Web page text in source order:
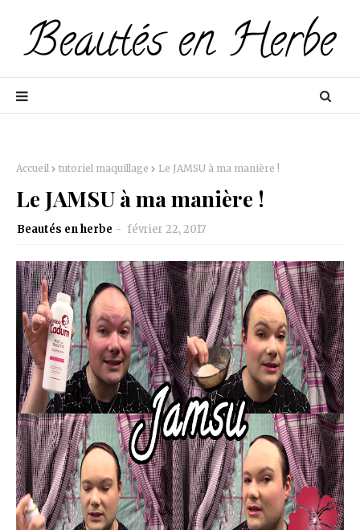
Accueil tutoriel maquillage Le JAMSU à ma manière !
Le JAMSU à ma manière !
Beautés en herbe février 22, 2017